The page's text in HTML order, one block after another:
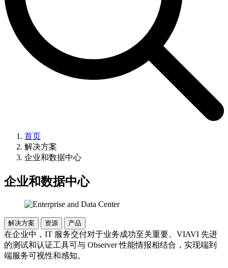
首页
解决方案
企业和数据中心
企业和数据中心
解决方案 资源 产品
在企业中，IT 服务交付对于业务成功至关重要。VIAVI 先进
的测试和认证工具可与 Observer 性能情报相结合，实现端到
端服务可视性和感知。